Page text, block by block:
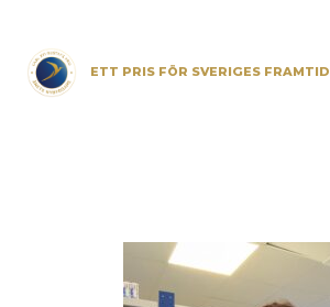
content
ETT PRIS FÖR SVERIGES FRAMTID